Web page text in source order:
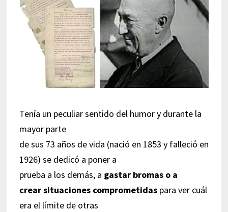
Tenía un peculiar sentido del humor y durante la
mayor parte
de sus 73 años de vida (nació en 1853 y falleció en
1926) se dedicó a poner a
prueba a los demás, a gastar bromas o a
crear situaciones comprometidaspara ver cuál
era el límite de otras